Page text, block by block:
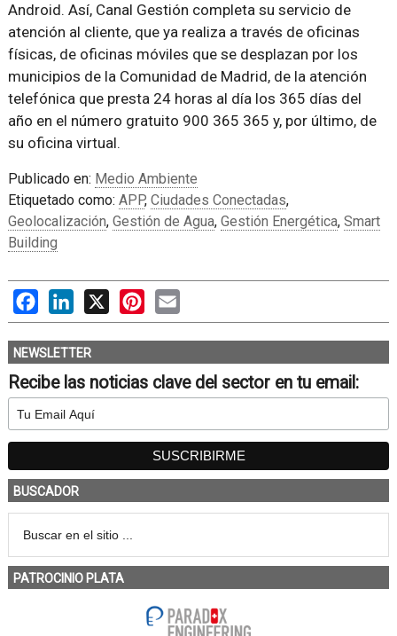
Android. Así, Canal Gestión completa su servicio de
atención al cliente, que ya realiza a través de oficinas
físicas, de oficinas móviles que se desplazan por los
municipios de la Comunidad de Madrid, de la atención
telefónica que presta 24 horas al día los 365 días del
año en el número gratuito 900 365 365 y, por último, de
su oficina virtual.
Publicado en: Medio Ambiente
Etiquetado como: APP, Ciudades Conectadas,
Geolocalización, Gestión de Agua, Gestión Energética, Smart
Building
FacebookLinkedIn
X PinterestEmail
NEWSLETTER
Recibe las noticias clave del sector en tu email:
BUSCADOR
PATROCINIO PLATA